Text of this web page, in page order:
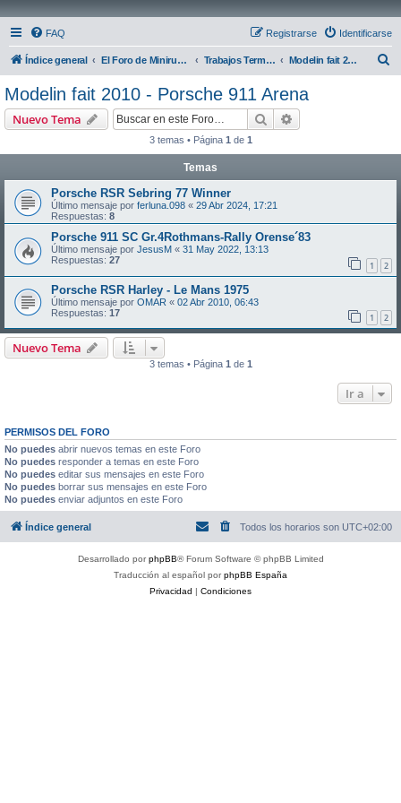
FAQ Identificarse
Registrarse
Índice general El Foro de Miniruedas Trabajos Terminados Modelin fait 2010 - Porsche 911 Arena
Modelin fait 2010 - Porsche 911 Arena
Nuevo Tema Buscar
3 temas • Página 1 de 1
Temas
Porsche RSR Sebring 77 Winner
Último mensaje por ferluna.098 « 29 Abr 2024, 17:21
Respuestas: 8
Porsche 911 SC Gr.4Rothmans-Rally Orense´83
Último mensaje por JesusM « 31 May 2022, 13:13
Respuestas: 27 1 2
Porsche RSR Harley - Le Mans 1975
Último mensaje por OMAR « 02 Abr 2010, 06:43
Respuestas: 17 1 2
Nuevo Tema
3 temas • Página 1 de 1
Ir a
PERMISOS DEL FORO
No puedes abrir nuevos temas en este Foro
No puedes responder a temas en este Foro
No puedes editar sus mensajes en este Foro
No puedes borrar sus mensajes en este Foro
No puedes enviar adjuntos en este Foro
Índice general Todos los horarios son UTC+02:00
Desarrollado porphpBB® Forum Software © phpBB Limited
Traducción al español porphpBB España
Privacidad | Condiciones